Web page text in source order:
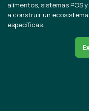
alimentos, sistemas POS
a construir un
específicas.